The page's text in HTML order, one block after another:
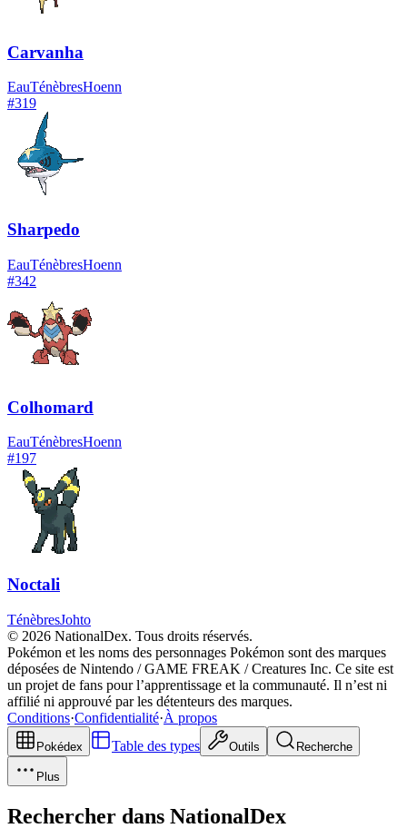
Carvanha
EauTénèbresHoenn
#319
Sharpedo
EauTénèbresHoenn
#342
Colhomard
EauTénèbresHoenn
#197
Noctali
TénèbresJohto
© 2026 NationalDex. Tous droits réservés.
Pokémon et les noms des personnages Pokémon sont des marques
déposées de Nintendo / GAME FREAK / Creatures Inc. Ce site est
un projet de fans pour l’apprentissage et la communauté. Il n’est ni
affilié ni approuvé par les détenteurs des marques.
Conditions·Confidentialité·À propos
Pokédex Table des types Outils Recherche
Plus
Rechercher dans NationalDex